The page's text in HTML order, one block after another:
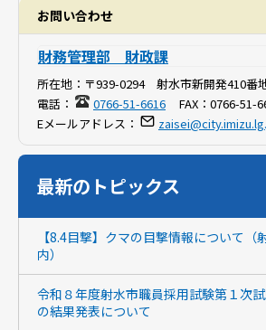
お問い合わせ
財務管理部 財政課
所在地： 〒939-0294 射水市新開発410番
電話：
0766-51-6616 FAX： 0766-51-
Eメールアドレス：
最新のトピックス
【8.4目撃】クマの目撃情報について（
内）
令和８年度射水市職員採用試験第１次試
の結果発表について